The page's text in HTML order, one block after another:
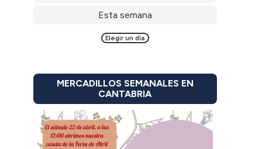
Esta semana
Elegir un día
MERCADILLOS SEMANALES EN
CANTABRIA